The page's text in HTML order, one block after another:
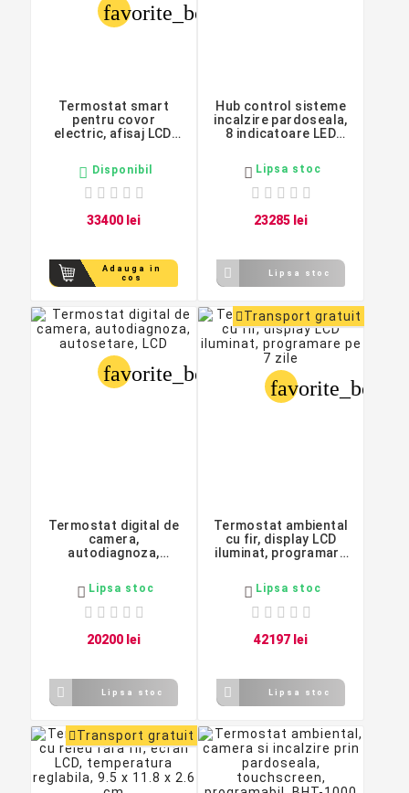
favorite_border
Termostat smart
pentru covor
electric, afisaj LCD,
saptamanala,
8.6x8.6x1.7 cm
 Disponibil
33400 lei
Adauga in
cos
Hub control sisteme
incalzire pardoseala,
8 indicatoare LED
 Lipsa stoc
23285 lei
 Lipsa stoc
favorite_border
Termostat digital de
camera,
autodiagnoza,
Honeywell
 Lipsa stoc
20200 lei
 Lipsa stoc
Transport gratuit
favorite_border
Termostat ambiental
cu fir, display LCD
iluminat, programare
 Lipsa stoc
42197 lei
 Lipsa stoc
Transport gratuit